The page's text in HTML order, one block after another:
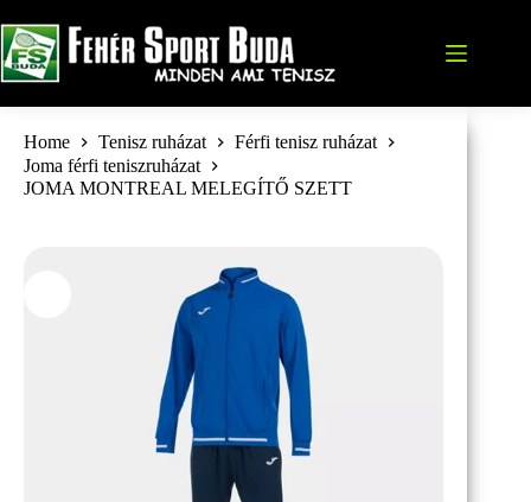
to
content
Home Tenisz ruházat
Férfi tenisz ruházat
Joma férfi teniszruházat
JOMA MONTREAL MELEGÍTŐ SZETT